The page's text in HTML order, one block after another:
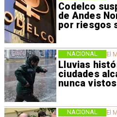
Codelco
de Andes
por riesgos
El
Lluvias
ciudades
nunca vistos
NACIONAL
El
NACIONAL